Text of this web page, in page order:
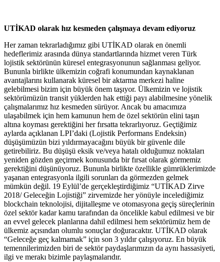
UTİKAD olarak hız kesmeden çalışmaya devam ediyoruz
Her zaman tekrarladığımız gibi UTİKAD olarak en önemli
hedeflerimiz arasında dünya standartlarında hizmet veren Türk
lojistik sektörünün küresel entegrasyonunun sağlanması geliyor.
Bununla birlikte ülkemizin coğrafi konumundan kaynaklanan
avantajlarını kullanarak küresel bir aktarma merkezi haline
gelebilmesi bizim için büyük önem taşıyor. Ülkemizin ve lojistik
sektörümüzün transit yüklerden hak ettiği payı alabilmesine yönelik
çalışmalarımız hız kesmeden sürüyor. Ancak bu amacımıza
ulaşabilmek için hem kamunun hem de özel sektörün elini taşın
altına koyması gerektiğini her fırsatta tekrarlıyoruz. Geçtiğimiz
aylarda açıklanan LPI’daki (Lojistik Performans Endeksin)
düşüşümüzün bizi yıldırmayacağını büyük bir güvenle dile
getirebiliriz. Bu düşüşü eksik ve/veya hatalı olduğumuz noktaları
yeniden gözden geçirmek konusunda bir fırsat olarak görmemiz
gerektiğini düşünüyoruz. Bununla birlikte özellikle gümrüklerimizde
yaşanan entegrasyonla ilgili sorunları da görmezden gelmek
mümkün değil. 19 Eylül’de gerçekleştirdiğimiz “UTİKAD Zirve
2018/ Geleceğin Lojistiği” zirvemizde her yönüyle incelediğimiz
blockchain teknolojisi, dijitalleşme ve otomasyona geçiş süreçlerinin
özel sektör kadar kamu tarafından da öncelikle kabul edilmesi ve bir
an evvel gelecek planlarına dahil edilmesi hem sektörümüz hem de
ülkemiz açısından olumlu sonuçlar doğuracaktır. UTİKAD olarak
“Geleceğe geç kalmamak” için son 3 yıldır çalışıyoruz. En büyük
temennilerimizden biri de sektör paydaşlarımızın da aynı hassasiyeti,
ilgi ve merakı bizimle paylaşmalarıdır.